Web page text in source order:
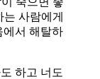
사람에게
에서 해탈하
하고 너도